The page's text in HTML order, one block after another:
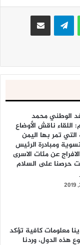
واتساب تيلقرام مشاركة عبر البريد
الوطني محمد
اللقاء ناقش الأوضاع
تمر بها اليمن
ومبادرة الرئيس
عن مئات الاسرى
حرصنا على السلام
معلومات كافية تؤكد
هذه الدول، وردنا